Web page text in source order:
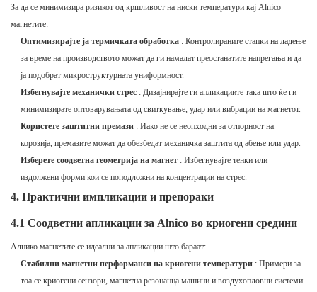
За да се минимизира ризикот од кршливост на ниски температури кај Alnico
магнетите:
Оптимизирајте ја термичката обработка : Контролираните стапки на ладење
за време на производството можат да ги намалат преостанатите напрегања и да
ја подобрат микроструктурната униформност.
Избегнувајте механички стрес : Дизајнирајте ги апликациите така што ќе ги
минимизирате оптоварувањата од свиткување, удар или вибрации на магнетот.
Користете заштитни премази : Иако не се неопходни за отпорност на
корозија, премазите можат да обезбедат механичка заштита од абење или удар.
Изберете соодветна геометрија на магнет : Избегнувајте тенки или
издолжени форми кои се поподложни на концентрации на стрес.
4. Практични импликации и препораки
4.1 Соодветни апликации за Alnico во криогени средини
Алнико магнетите се идеални за апликации што бараат:
Стабилни магнетни перформанси на криогени температури : Примери за
тоа се криогени сензори, магнетна резонанца машини и воздухопловни системи